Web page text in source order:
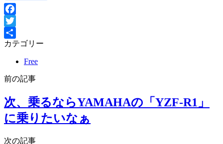
Facebook
Twitter
共
カテゴリー
Free
前の記事
次、乗るならYAMAHAの「YZF-R1」
に乗りたいなぁ
次の記事